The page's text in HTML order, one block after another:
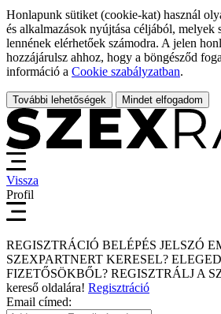
Honlapunk sütiket (cookie-kat) használ
és alkalmazások nyújtása céljából, melyek
lennének elérhetőek számodra. A jelen
hozzájárulsz ahhoz, hogy a böngésződ
információ a Cookie szabályzatban.
További lehetőségek Mindet elfogadom
Vissza
Profil
REGISZTRÁCIÓ BELÉPÉS JELSZÓ
SZEXPARTNERT KERESEL?
FIZETŐSÖKBŐL? REGISZTRÁLJ A
kereső oldalára! Regisztráció
Email címed: